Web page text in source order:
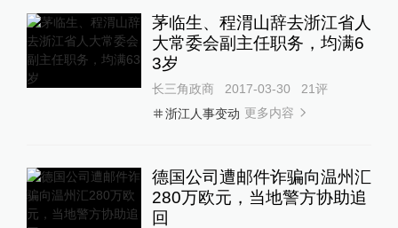
茅临生、程渭山辞去浙江省人
大常委会副主任职务，均满6
3岁
长三角政商 2017-03-30 21评
浙江人事变动 更多内容
德国公司遭邮件诈骗向温州汇
280万欧元，当地警方协助追
回